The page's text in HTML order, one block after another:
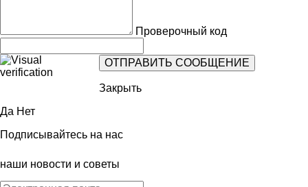
Проверочный код
Закрыть
Да Нет
Подписывайтесь на нас
наши новости и советы